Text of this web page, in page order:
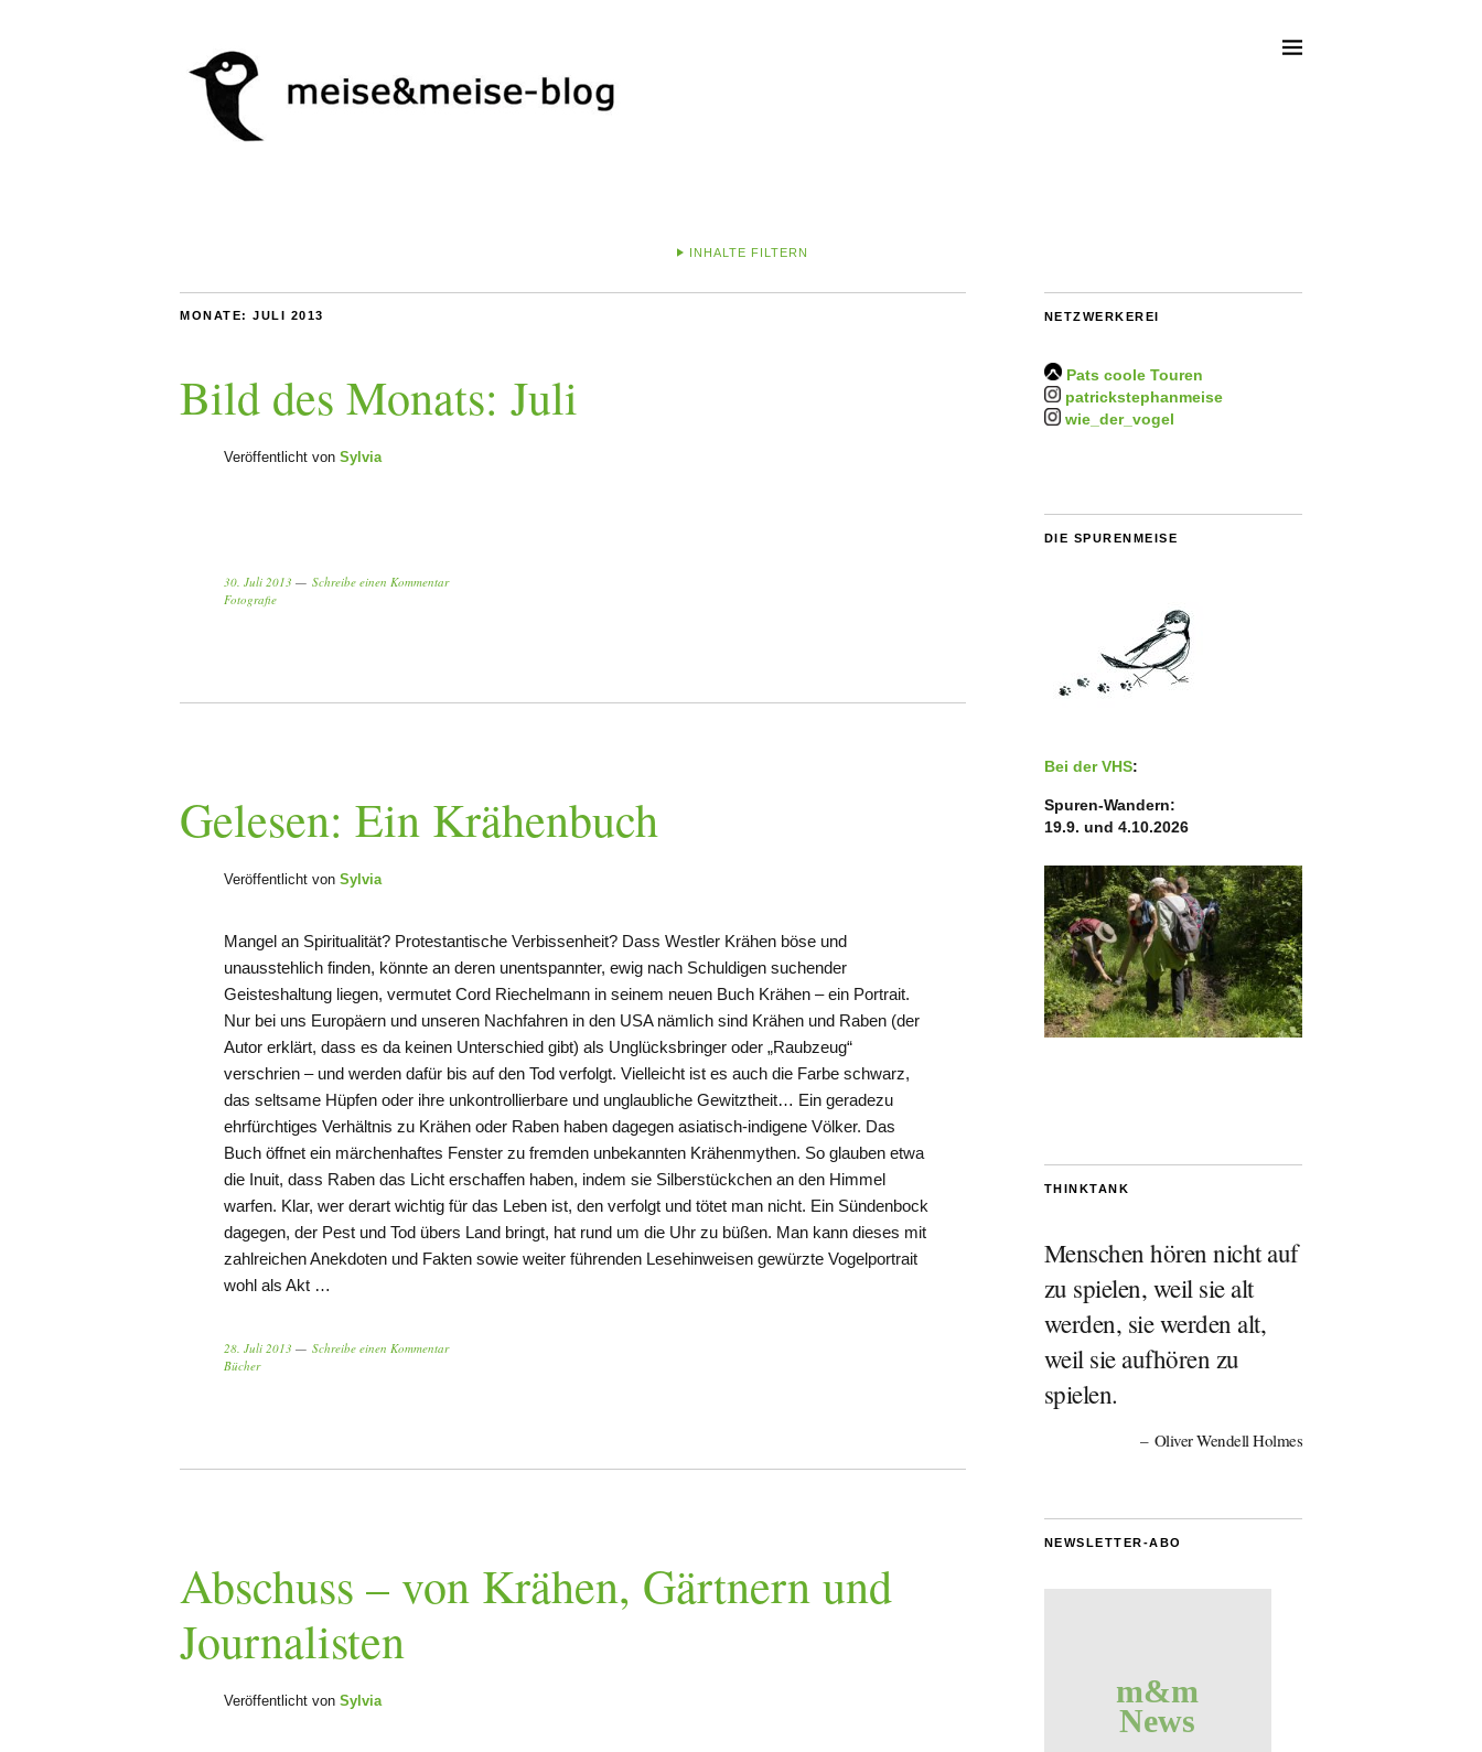
INHALTE FILTERN
MONATE: JULI 2013
Bild des Monats: Juli
Veröffentlicht von Sylvia
30. Juli 2013
Schreibe einen Kommentar
Fotografie
Gelesen: Ein Krähenbuch
Veröffentlicht von Sylvia
Mangel an Spiritualität? Protestantische Verbissenheit? Dass Westler Krähen böse und
unausstehlich finden, könnte an deren unentspannter, ewig nach Schuldigen suchender
Geisteshaltung liegen, vermutet Cord Riechelmann in seinem neuen Buch Krähen – ein Portrait.
Nur bei uns Europäern und unseren Nachfahren in den USA nämlich sind Krähen und Raben (der
Autor erklärt, dass es da keinen Unterschied gibt) als Unglücksbringer oder „Raubzeug“
verschrien – und werden dafür bis auf den Tod verfolgt. Vielleicht ist es auch die Farbe schwarz,
das seltsame Hüpfen oder ihre unkontrollierbare und unglaubliche Gewitztheit… Ein geradezu
ehrfürchtiges Verhältnis zu Krähen oder Raben haben dagegen asiatisch-indigene Völker. Das
Buch öffnet ein märchenhaftes Fenster zu fremden unbekannten Krähenmythen. So glauben etwa
die Inuit, dass Raben das Licht erschaffen haben, indem sie Silberstückchen an den Himmel
warfen. Klar, wer derart wichtig für das Leben ist, den verfolgt und tötet man nicht. Ein Sündenbock
dagegen, der Pest und Tod übers Land bringt, hat rund um die Uhr zu büßen. Man kann dieses mit
zahlreichen Anekdoten und Fakten sowie weiter führenden Lesehinweisen gewürzte Vogelportrait
wohl als Akt …
28. Juli 2013
Schreibe einen Kommentar
Bücher
Abschuss – von Krähen, Gärtnern und
Journalisten
Veröffentlicht von Sylvia
NETZWERKEREI
Pats coole Touren
patrickstephanmeise
wie_der_vogel
DIE SPURENMEISE
Bei der VHS:
Spuren-Wandern:
19.9. und 4.10.2026
THINKTANK
Menschen hören nicht auf
zu spielen, weil sie alt
werden, sie werden alt,
weil sie aufhören zu
spielen.
Oliver Wendell Holmes
NEWSLETTER-ABO
m&m
News